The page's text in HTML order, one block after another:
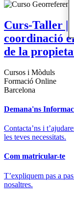
Curs-Taller |
coordinació
de la
Cursos i Mòduls
Formació Online
Barcelona
Demana'ns
Contacta’ns i
les teves necessitats.
Com matricular-te
T’expliquem pas a
nosaltres.